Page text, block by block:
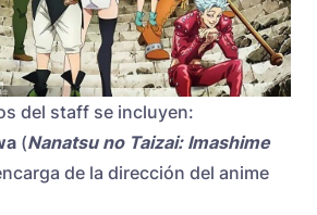
del staff se incluyen:
(Nanatsu no Taizai: Imashime
de la dirección del anime